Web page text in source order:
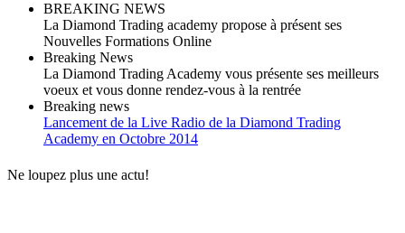
BREAKING NEWS
La Diamond Trading academy propose à présent ses
Nouvelles Formations Online
Breaking News
La Diamond Trading Academy vous présente ses meilleurs
voeux et vous donne rendez-vous à la rentrée
Breaking news
Lancement de la Live Radio de la Diamond Trading
Academy en Octobre 2014
Ne loupez plus une actu!